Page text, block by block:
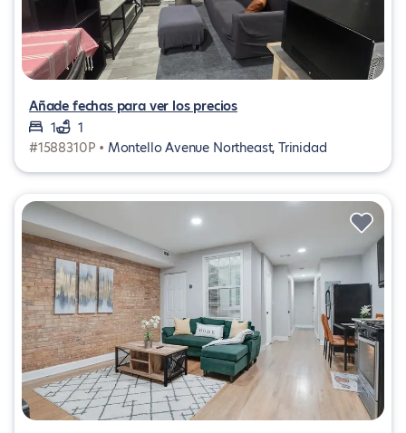
Añade fechas para ver los precios
1
1
#1588310P • Montello Avenue Northeast, Trinidad